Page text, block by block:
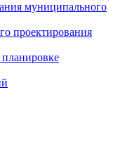
муниципального
проектирования